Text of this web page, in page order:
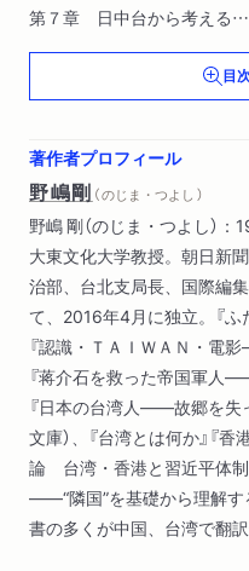
第７章 日中台から考える
終章 日本は台湾とどう向
目
著作者プロフィール
野嶋剛 （ のじま・つよし ）
野嶋 剛（のじま・つよし）
大東文化大学教授。朝日新
治部、台北支局長、国際編
て、2016年4月に独立。『ふ
『認識・ＴＡＩＷＡＮ・電影
『蒋介石を救った帝国軍人
『日本の台湾人――故郷を失
文庫）、『台湾とは何か』『香
論 台湾・香港と習近平体制
――“隣国”を基礎から理解す
書の多くが中国、台湾で翻訳